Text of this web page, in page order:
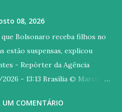
08, 2026
Bolsonaro receba filhos no
estão suspensas, explicou
- Repórter da Agência
- 13:13 Brasília © Marcello
Tribunal Federal (STF)
UM COMENTÁRIO